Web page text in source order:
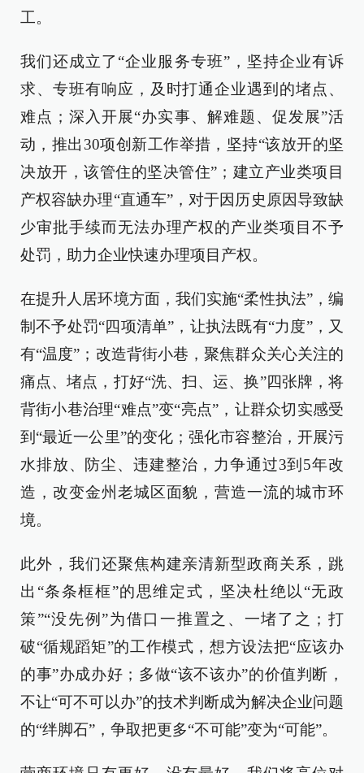
工。
我们还成立了“企业服务专班”，坚持企业有诉
求、专班有响应，及时打通企业遇到的堵点、
难点；深入开展“办实事、解难题、促发展”活
动，推出30项创新工作举措，坚持“该放开的坚
决放开，该管住的坚决管住”；建立产业类项目
产权容缺办理“直通车”，对于因历史原因导致缺
少审批手续而无法办理产权的产业类项目不予
处罚，助力企业快速办理项目产权。
在提升人居环境方面，我们实施“柔性执法”，编
制不予处罚“四项清单”，让执法既有“力度”，又
有“温度”；改造背街小巷，聚焦群众关心关注的
痛点、堵点，打好“洗、扫、运、换”四张牌，将
背街小巷治理“难点”变“亮点”，让群众切实感受
到“最近一公里”的变化；强化市容整治，开展污
水排放、防尘、违建整治，力争通过3到5年改
造，改变金州老城区面貌，营造一流的城市环
境。
此外，我们还聚焦构建亲清新型政商关系，跳
出“条条框框”的思维定式，坚决杜绝以“无政
策”“没先例”为借口一推置之、一堵了之；打
破“循规蹈矩”的工作模式，想方设法把“应该办
的事”办成办好；多做“该不该办”的价值判断，
不让“可不可以办”的技术判断成为解决企业问题
的“绊脚石”，争取把更多“不可能”变为“可能”。